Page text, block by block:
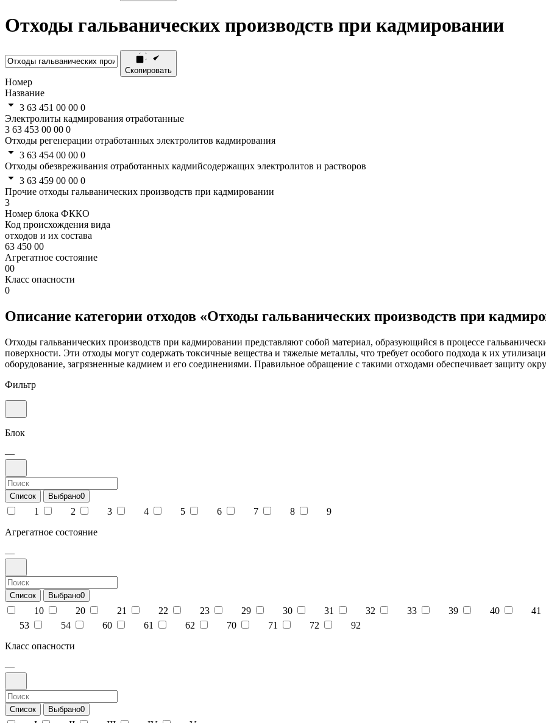
Отходы гальванических производств при кадмировании
Скопировать
Номер
Название
3 63 451 00 00 0
Электролиты кадмирования отработанные
3 63 453 00 00 0
Отходы регенерации отработанных электролитов кадмирования
3 63 454 00 00 0
Отходы обезвреживания отработанных кадмийсодержащих электролитов и растворов
3 63 459 00 00 0
Прочие отходы гальванических производств при кадмировании
3
Номер блока ФККО
Код происхождения вида
отходов и их состава
63 450 00
Агрегатное состояние
00
Класс опасности
0
Описание категории отходов «Отходы гальванических производств при
Отходы гальванических производств при кадмировании представляют собой материал, образующийся в процессе
поверхности. Эти отходы могут содержать токсичные вещества и тяжелые металлы, что требует особого подхода к их
оборудование, загрязненные кадмием и его соединениями. Правильное обращение с такими отходами обеспечивает защиту
Фильтр
Блок
—
Список Выбрано0
1 2 3 4 5 6 7 8
9
Агрегатное состояние
—
Список Выбрано0
10 20 21 22 23 29 30 31 32 33 39 40 41
53
54 60 61 62 70 71 72
92
Класс опасности
—
Список Выбрано0